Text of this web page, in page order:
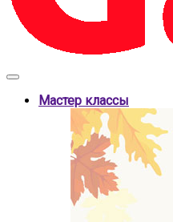
Мастер классы